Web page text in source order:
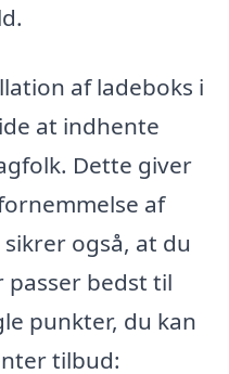
af ladeboks i
at indhente
Dette giver
af
også, at du
bedst til
punkter, du kan
tilbud: